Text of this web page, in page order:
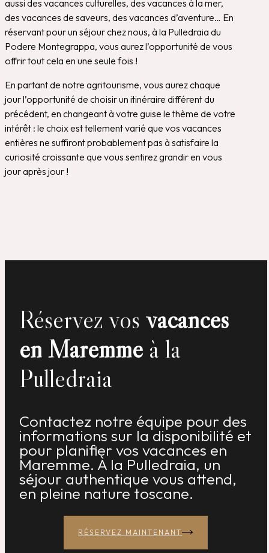
aussi des vacances culturelles, des vacances à la mer,
des vacances de saveurs, des vacances d’aventure… En
réservant pour un séjour chez nous, à la Pulledraia du
Podere Montegrappa, vous aurez l’opportunité de vous
offrir tout cela en une seule fois !
En partant de notre agritourisme, vous aurez chaque
jour l’opportunité de choisir un itinéraire différent du
précédent, en changeant à votre guise le thème de votre
intérêt : le choix est tellement varié que vos vacances
entières ne suffiront probablement pas à satisfaire la
curiosité croissante que vous sentirez grandir en vous
jour après jour !
Réservez vos vacances
en Maremme à la
Pulledraia
Contactez notre équipe pour des
informations sur la disponibilité et
pour planifier vos vacances en
Maremme. À la Pulledraia, un
séjour authentique vous attend,
en pleine nature toscane.
RÉSERVEZ MAINTENANT